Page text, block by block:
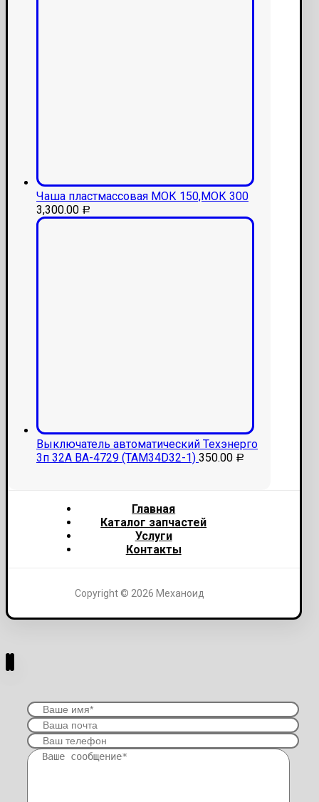
Чаша пластмассовая МОК 150,МОК 300
3,300.00 Р
Выключатель автоматический Техэнерго
3п 32А ВА-4729 (ТАМ34D32-1) 350.00 Р
Главная
Каталог запчастей
Услуги
Контакты
Copyright © 2026 Механоид